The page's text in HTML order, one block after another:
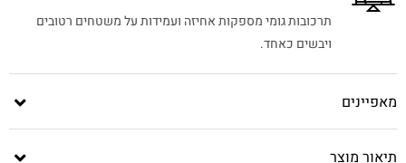
תרכובות גומי מספקות אחיזה ועמידות על משטחים רטובים
ויבשים כאחד.
מאפיינים
תיאור מוצר